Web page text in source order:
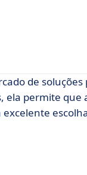
de
permite que